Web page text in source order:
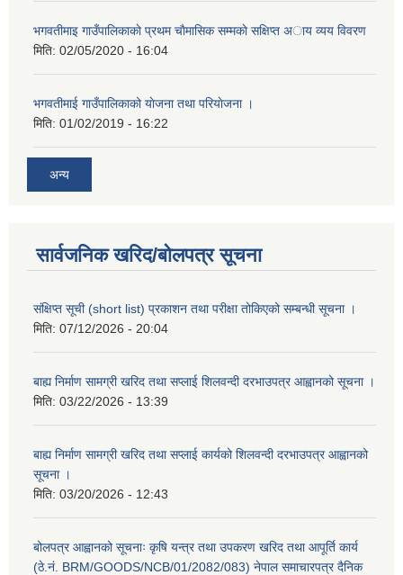
भगवतीमाइ गाउँपालिकाकाे प्रथम चाैमासिक सम्मकाे सक्षिप्त अाय व्यय विवरण
मिति: 02/05/2020 - 16:04
भगवतीमाई गाउँपालिकाको याेजना तथा परियाेजना ।
मिति: 01/02/2019 - 16:22
अन्य
सार्वजनिक खरिद/बोलपत्र सूचना
संक्षिप्त सूची (short list) प्रकाशन तथा परीक्षा तोकिएको सम्बन्धी सूचना ।
मिति: 07/12/2026 - 20:04
बाह्य निर्माण सामग्री खरिद तथा सप्लाई शिलवन्दी दरभाउपत्र आह्वानको सूचना ।
मिति: 03/22/2026 - 13:39
बाह्य निर्माण सामग्री खरिद तथा सप्लाई कार्यको शिलवन्दी दरभाउपत्र आह्वानको
सूचना ।
मिति: 03/20/2026 - 12:43
बोलपत्र आह्वानको सूचनाः कृषि यन्त्र तथा उपकरण खरिद तथा आपूर्ति कार्य
(ठे.नं. BRM/GOODS/NCB/01/2082/083) नेपाल समाचारपत्र दैनिक